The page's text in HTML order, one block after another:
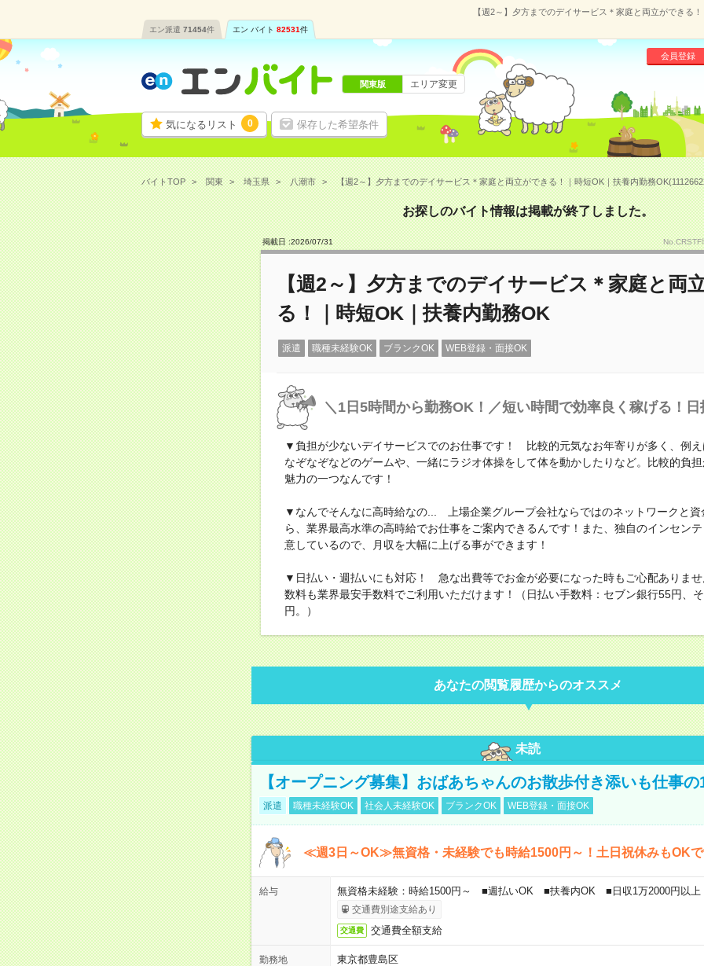
【週2～】夕方までのデイサービス＊家庭と両立ができる
エン派遣 71454件 エン バイト 82531件
気になるリスト 0 保存した希望条件
会員登録
関東版 エリア変更
バイトTOP 関東 埼玉県 八潮市 【週2～】夕方までのデイサービス＊家庭と両立ができる！｜時短OK｜扶養内勤務
お探しのバイト情報は掲載が終了しました。
掲載日 :2026/07/31 No.CRSTF
【週2～】夕方までのデイサービス＊家庭と両
る！｜時短OK｜扶養内勤務OK
派遣 職種未経験OK ブランクOK WEB登録・面接OK
＼1日5時間から勤務OK！／短い時間で効率良く稼げる！
▼負担が少ないデイサービスでのお仕事です！ 比較的元気なお年寄りが多く、例
なぞなぞなどのゲームや、一緒にラジオ体操をして体を動かしたりなど。比較的負
魅力の一つなんです！
▼なんでそんなに高時給なの... 上場企業グループ会社ならではのネットワークと資
ら、業界最高水準の高時給でお仕事をご案内できるんです！また、独自のインセン
意しているので、月収を大幅に上げる事ができます！
▼日払い・週払いにも対応！ 急な出費等でお金が必要になった時もご心配ありま
数料も業界最安手数料でご利用いただけます！（日払い手数料：セブン銀行55円、
円。）
あなたの閲覧履歴からのオススメ
未読
【オープニング募集】おばあちゃんのお散歩付き添いも仕事の
派遣 職種未経験OK 社会人未経験OK ブランクOK WEB登録・面接OK
≪週3日～OK≫無資格・未経験でも時給1500円～！土日祝休みもOK
給与 無資格未経験：時給1500円～ ■週払いOK ■扶養内OK ■日収1万2000円以上
交通費別途支給あり
交通費 交通費全額支給
勤務地
東京都豊島区